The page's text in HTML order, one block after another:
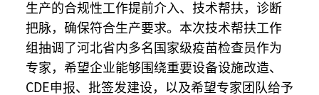
生产的合规性工作提前介入、技术帮扶，诊断
把脉，确保符合生产要求。本次技术帮扶工作
组抽调了河北省内多名国家级疫苗检查员作为
专家，希望企业能够围绕重要设备设施改造、
CDE申报、批签发建设，以及希望专家团队给予